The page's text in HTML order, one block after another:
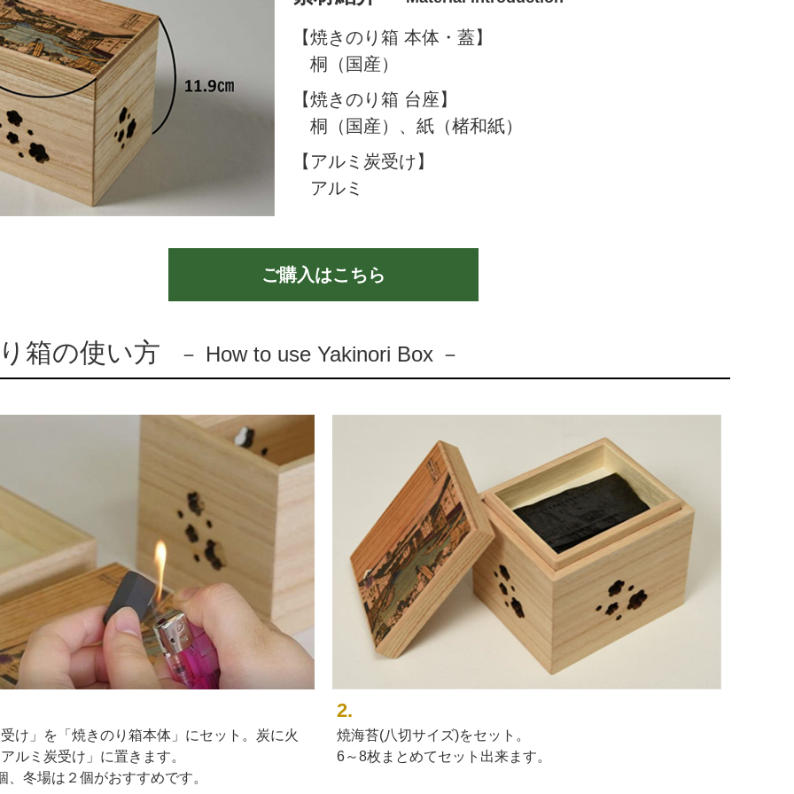
【焼きのり箱 本体・蓋】
桐（国産）
【焼きのり箱 台座】
桐（国産）、紙（楮和紙）
【アルミ炭受け】
アルミ
ご購入はこちら
箱の使い方 － How to use Yakinori Box －
け」を「焼きのり箱本体」にセット。炭に火
ルミ炭受け」に置きます。
冬場は２個がおすすめです。
2.
焼海苔(八切サイズ)をセット。
6～8枚まとめてセット出来ます。